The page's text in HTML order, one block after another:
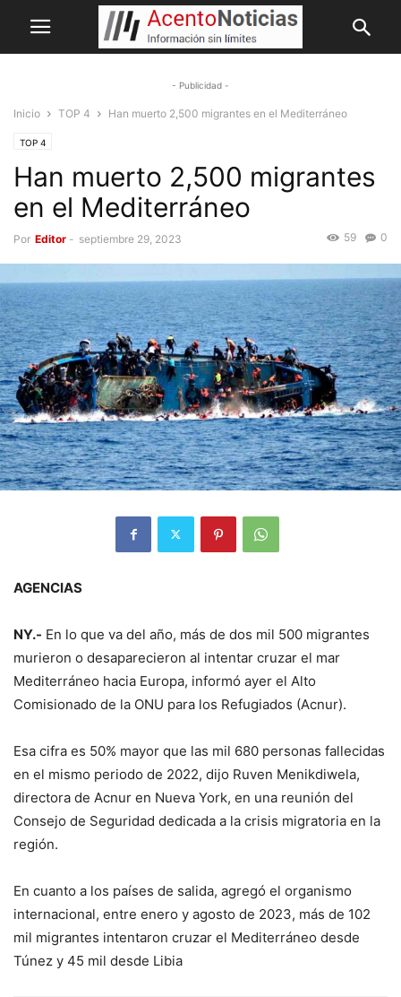
- Publicidad -
Inicio TOP 4 Han muerto 2,500 migrantes en el Mediterráneo
TOP 4
Han muerto 2,500 migrantes
en el Mediterráneo
Por Editor - septiembre 29, 2023 0
59
AGENCIAS
NY.- En lo que va del año, más de dos mil 500 migrantes
murieron o desaparecieron al intentar cruzar el mar
Mediterráneo hacia Europa, informó ayer el Alto
Comisionado de la ONU para los Refugiados (Acnur).
Esa cifra es 50% mayor que las mil 680 personas fallecidas
en el mismo periodo de 2022, dijo Ruven Menikdiwela,
directora de Acnur en Nueva York, en una reunión del
Consejo de Seguridad dedicada a la crisis migratoria en la
región.
En cuanto a los países de salida, agregó el organismo
internacional, entre enero y agosto de 2023, más de 102
mil migrantes intentaron cruzar el Mediterráneo desde
Túnez y 45 mil desde Libia